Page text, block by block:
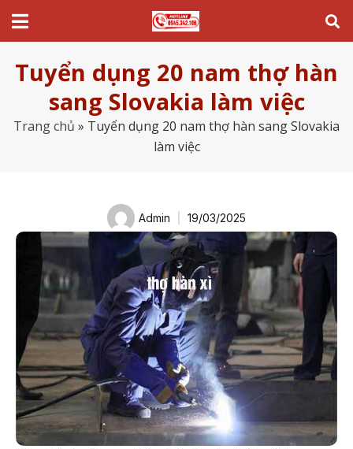
Tuyển dụng 20 nam thợ hàn
sang Slovakia làm việc
Trang chủ » Tuyển dụng 20 nam thợ hàn sang Slovakia
làm việc
Admin 19/03/2025